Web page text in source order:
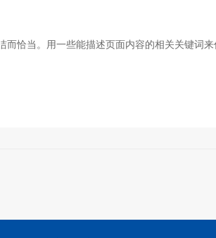
而恰当。用一些能描述页面内容的相关关键词